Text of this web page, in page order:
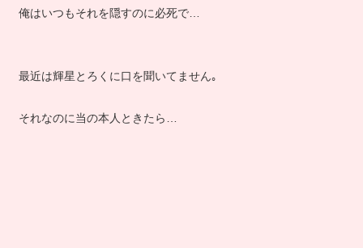
俺はいつもそれを隠すのに必死で…
最近は輝星とろくに口を聞いてません｡
それなのに当の本人ときたら…